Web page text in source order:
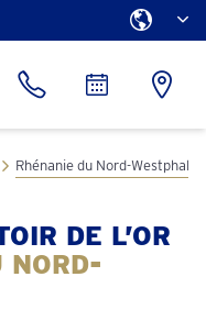
Rhénanie du Nord-Westphalie
DE L’OR
NORD-